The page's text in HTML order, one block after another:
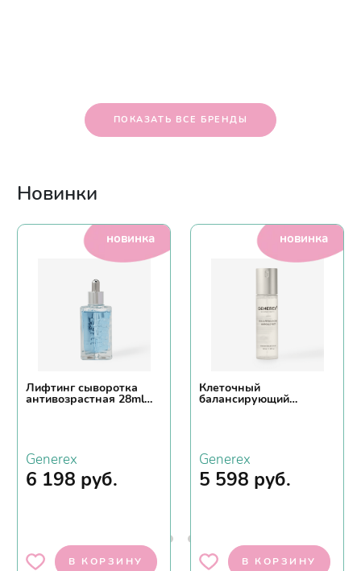
ПОКАЗАТЬ ВСЕ БРЕНДЫ
Новинки
новинка
Лифтинг сыворотка
антивозрастная 28ml
GENEREX SERT ICE
Generex
6 198 руб.
В КОРЗИНУ
новинка
Клеточный
балансирующий
ампульный тонер-
Generex
5 598 руб.
В КОРЗИНУ